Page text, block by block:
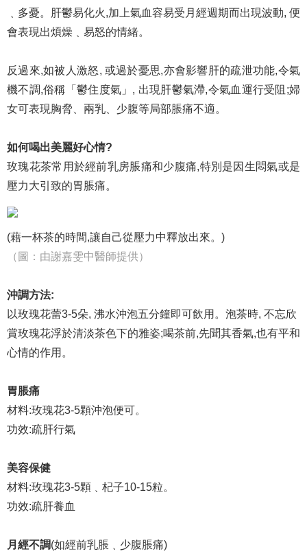
﹑多憂。肝鬱易化火,加上氣血容易受月經週期而出現波動, 便
會表現出煩燥﹑易怒的情緒。
反過來,如被人激怒, 或過於憂思,亦會影響肝的疏泄功能,令氣
機不調,俗稱「鬱住度氣」, 出現肝鬱氣滯,令氣血運行受阻;婦
女可表現胸脅、兩乳、少腹等局部脹痛不適。
如何喝出美麗好心情?
玫瑰花茶常用於經前乳房脹痛和少腹痛,特別是因生悶氣或是
壓力大引致的胃脹痛。
(藉一杯茶的時間,讓自己從壓力中釋放出來。)
（圖：由謝嘉雯中醫師提供）
沖調方法:
以玫瑰花蕾3-5朵, 沸水沖泡五分鐘即可飲用。泡茶時, 不忘欣
賞玫瑰花浮於清淡茶色下的雅姿;喝茶前,先聞其香氣,也有平和
心情的作用。
胃脹痛
材料:玫瑰花3-5顆沖泡便可。
功效:疏肝行氣
美容保健
材料:玫瑰花3-5顆﹑杞子10-15粒。
功效:疏肝養血
月經不調(如經前乳脹﹑少腹脹痛)